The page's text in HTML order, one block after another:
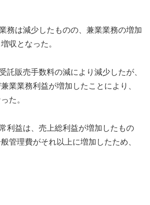
務は減少したものの、兼業業務の増加
収となった。
託販売手数料の減により減少したが、
業業務利益が増加したことにより、
た。
利益は、売上総利益が増加したもの
管理費がそれ以上に増加したため、